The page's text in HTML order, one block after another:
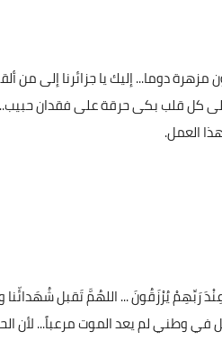
دوما... إليك يا جزائرنا إلى من
كل قلب بكى حرقة على فقدان
العمل.
رَبِّهِمْ يُرْزَقُونَ ... اللهُمَّ تَقبل شُهَدائّنا
‏في وطني لم يعد الموت مرعباً... لأن
ryry